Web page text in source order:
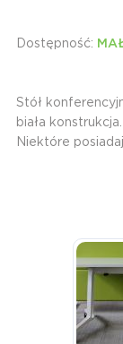
Dostępność:
Stół
biała
Niektóre